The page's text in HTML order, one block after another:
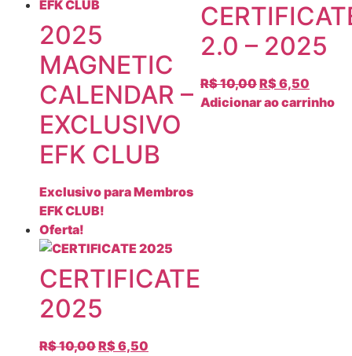
2025
MAGNETIC
CALENDAR –
EXCLUSIVO
EFK CLUB
Exclusivo para Membros
EFK CLUB!
2.0 – 2025
R$10,00R$6,50
Adicionar ao carrinho
Oferta!
CERTIFICATE
2025
R$10,00R$6,50